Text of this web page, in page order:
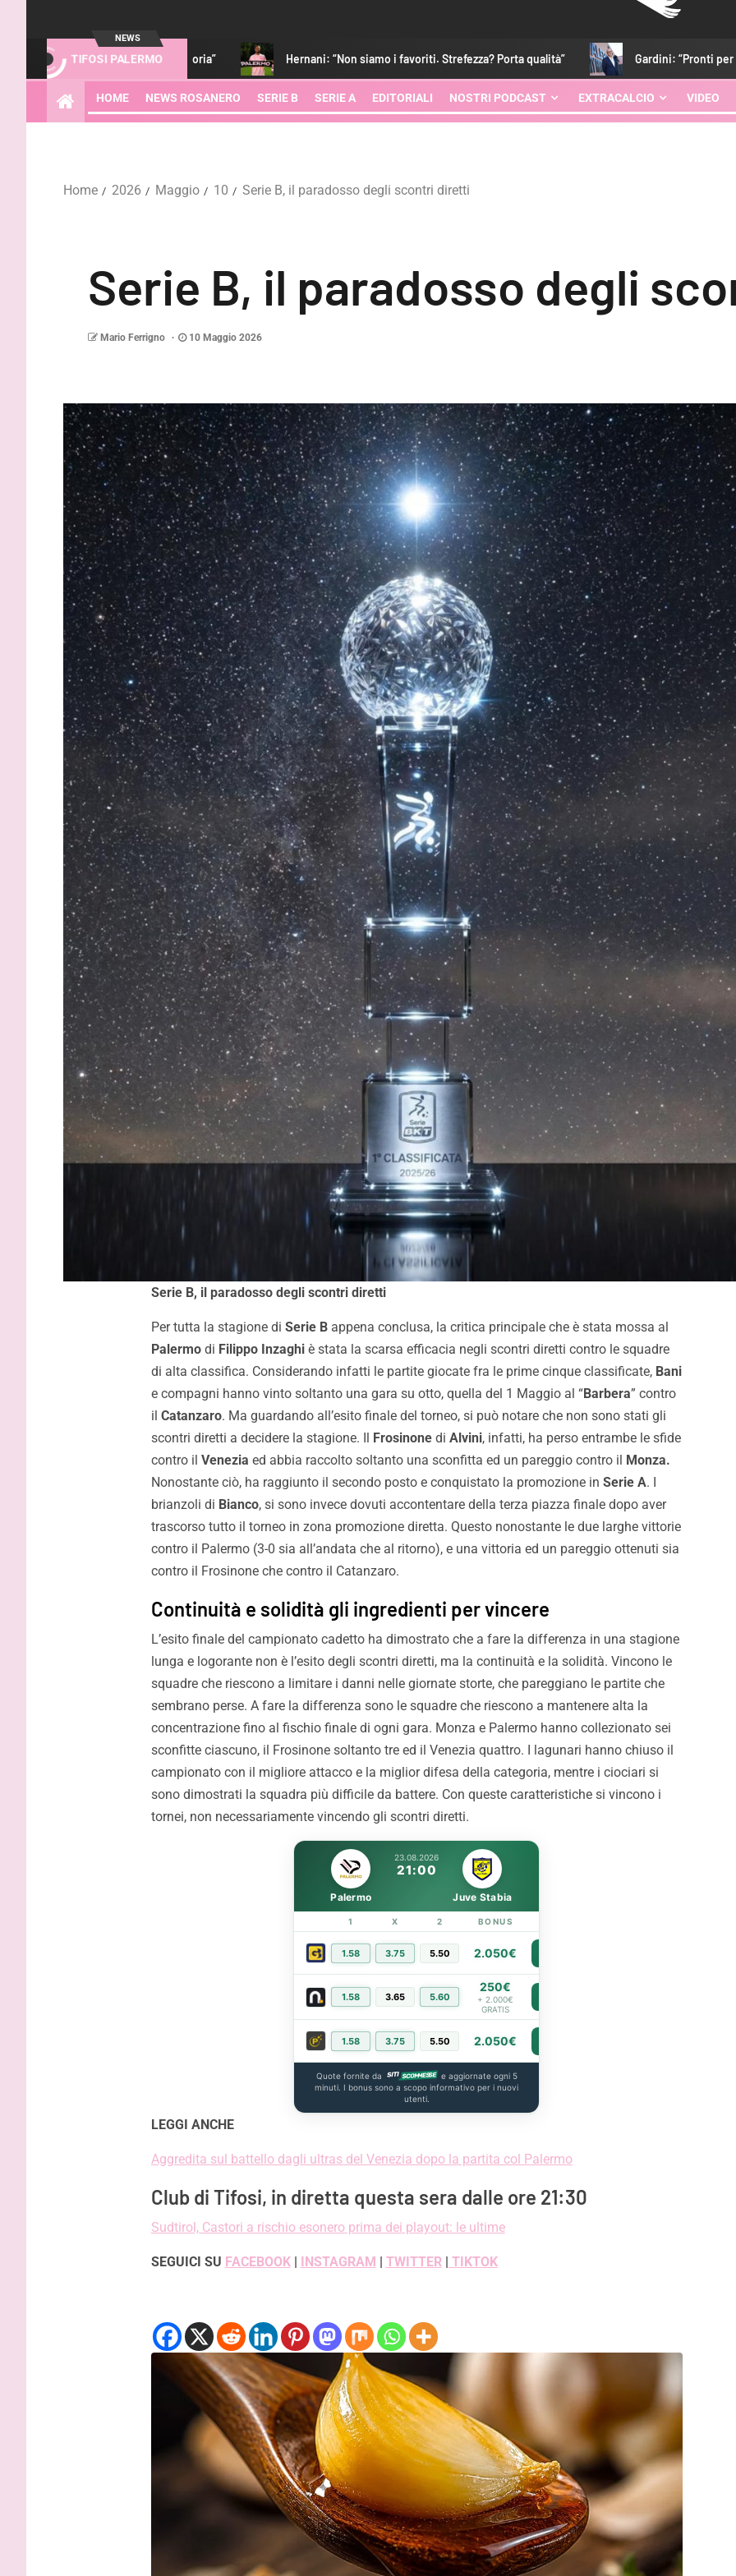
NEWS
TIFOSI PALERMO
di categoria” Hernani: “Non siamo i favoriti. Strefezza? Porta qualità” Gardini: “Pronti per essere protagonisti.
HOME NEWS ROSANERO SERIE B SERIE A EDITORIALI NOSTRI PODCAST EXTRACALCIO VIDEO
Home 2026 Maggio 10 Serie B, il paradosso degli scontri diretti
Serie B, il paradosso degli
Mario Ferrigno 10 Maggio 2026
Serie B, il paradosso degli scontri diretti
Per tutta la stagione di Serie Bappena conclusa, la critica principale che è stata mossa al
Palermodi Filippo Inzaghiè stata la scarsa efficacia negli scontri diretti contro le squadre
di alta classifica. Considerando infatti le partite giocate fra le prime cinque classificate, Bani
e compagni hanno vinto soltanto una gara su otto, quella del 1 Maggio al “Barbera” contro
il Catanzaro. Ma guardando all’esito finale del torneo, si può notare che non sono stati gli
scontri diretti a decidere la stagione. Il
Frosinonedi Alvini, infatti, ha perso entrambe le sfide
contro il Venezia ed abbia raccolto soltanto una sconfitta ed un pareggio contro il
Monza.
Nonostante ciò, ha raggiunto il secondo posto e conquistato la promozione in Serie A. I
brianzoli di Bianco, si sono invece dovuti accontentare della terza piazza finale dopo aver
trascorso tutto il torneo in zona promozione diretta. Questo nonostante le due larghe vittorie
contro il Palermo (3-0 sia all’andata che al ritorno), e una vittoria ed un pareggio ottenuti sia
contro il Frosinone che contro il Catanzaro.
Continuità e solidità gli ingredienti per vincere
L’esito finale del campionato cadetto ha dimostrato che a fare la differenza in una stagione
lunga e logorante non è l’esito degli scontri diretti, ma la continuità e la solidità. Vincono le
squadre che riescono a limitare i danni nelle giornate storte, che pareggiano le partite che
sembrano perse. A fare la differenza sono le squadre che riescono a mantenere alta la
concentrazione fino al fischio finale di ogni gara. Monza e Palermo hanno collezionato sei
sconfitte ciascuno, il Frosinone soltanto tre ed il Venezia quattro. I lagunari hanno chiuso il
campionato con il migliore attacco e la miglior difesa della categoria, mentre i ciociari si
sono dimostrati la squadra più difficile da battere. Con queste caratteristiche si vincono i
tornei, non necessariamente vincendo gli scontri diretti.
23.08.2026
21:00
Palermo Juve Stabia
1 X 2 BONUS
1.58 3.75 5.50 2.050€
1.58 3.65 5.60
250€
+ 2.000€
GRATIS
1.58 3.75 5.50 2.050€
Quote fornite da
e aggiornate ogni 5
minuti. I bonus sono a scopo informativo per i nuovi
utenti.
LEGGI ANCHE
Aggredita sul battello dagli ultras del Venezia dopo la partita col Palermo
Club di Tifosi, in diretta questa sera dalle ore 21:30
Sudtirol, Castori a rischio esonero prima dei playout: le ultime
SEGUICI SU FACEBOOK| INSTAGRAM TWITTER| TIKTOK
Inzaghi: “Essere qui con le
migliori squadre d’Italia fa
capire la portata di Palermo”
Gardini: “Pronti per essere
protagonisti. Con i tifosi
impossibile”